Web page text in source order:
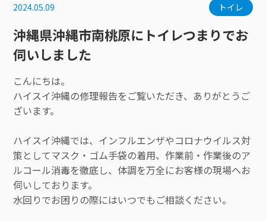
2024.05.09 トイレ
沖縄県沖縄市南桃原にトイレつまりでお
伺いしました
こんにちは。
ハイスイ沖縄の修理報告をご覧いただき、ありがとうご
ざいます。
ハイスイ沖縄では、インフルエンザやコロナウイルス対
策としてマスク・ゴム手袋の着用、作業前・作業後のア
ルコール消毒を徹底し、体調を万全にお客様の現場へお
伺いしております。
水回りでお困りの際にはいつでもご相談ください。